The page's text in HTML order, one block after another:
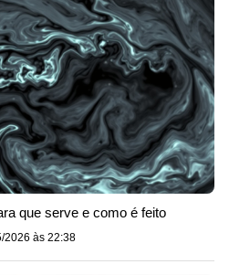
que serve e como é feito
2026 às 22:38